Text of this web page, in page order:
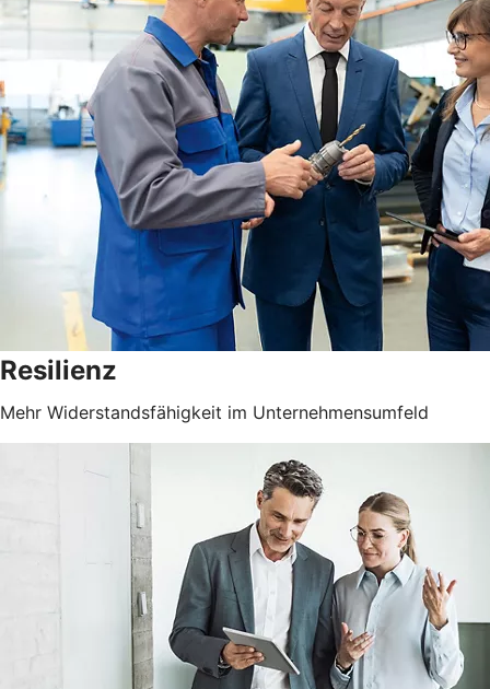
Resilienz
Mehr Widerstandsfähigkeit im Unternehmensumfeld